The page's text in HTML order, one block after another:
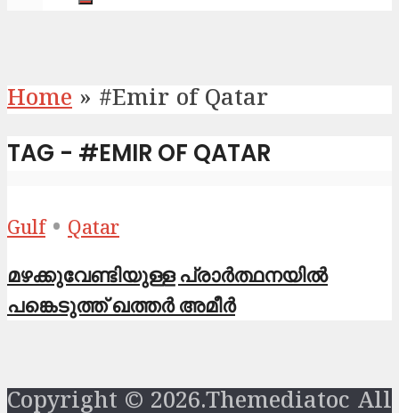
Home » #Emir of Qatar
TAG - #EMIR OF QATAR
Gulf • Qatar
മഴക്കുവേണ്ടിയുള്ള പ്രാർത്ഥനയിൽ
പങ്കെടുത്ത്‌ ഖത്തർ അമീർ
Copyright © 2026.Themediatoc All